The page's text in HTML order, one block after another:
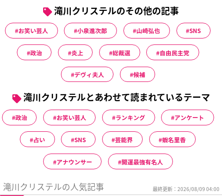
滝川クリステルのその他の記事
お笑い芸人 小泉進次郎 山崎弘也 SNS
政治 炎上 総裁選 自由民主党
デヴィ夫人 候補
滝川クリステルとあわせて読まれているテーマ
政治 お笑い芸人 ランキング アンケート
占い SNS 芸能界 蝦名里香
アナウンサー 開運最強有名人
滝川クリステルの人気記事 最終更新：2026/08/09 04:00